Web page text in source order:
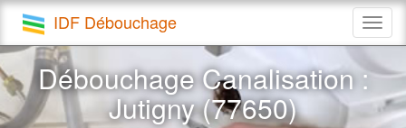
IDF Débouchage
Débouchage Canalisation :
Jutigny (77650)